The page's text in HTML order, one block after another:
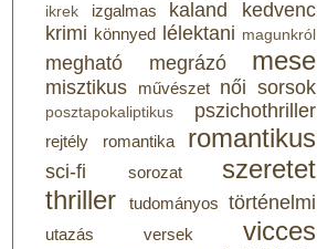
ikrek izgalmas kaland
kedvenc
krimi könnyed lélektani magunkról
megható megrázó mese
misztikus művészet női sorsok
posztapokaliptikus pszichothriller
rejtély romantika romantikus
sci-fi sorozat
szeretet
thriller
tudományos történelmi
utazás versek vicces